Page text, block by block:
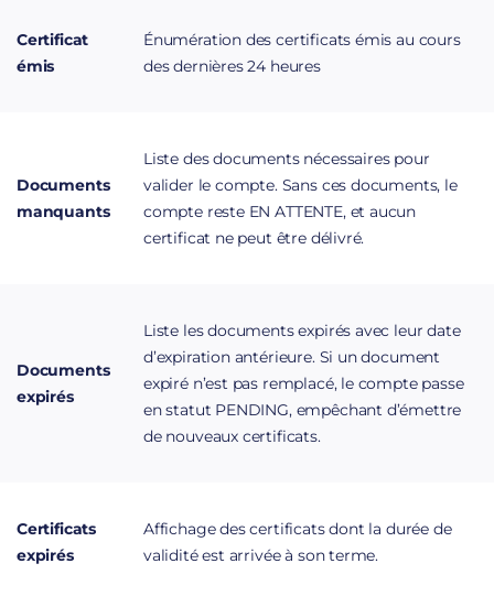
Certificat
émis
Énumération des certificats émis au cours
des dernières 24 heures
Documents
manquants
Liste des documents nécessaires pour
valider le compte. Sans ces documents, le
compte reste EN ATTENTE, et aucun
certificat ne peut être délivré.
Documents
expirés
Liste les documents expirés avec leur date
d’expiration antérieure. Si un document
expiré n’est pas remplacé, le compte passe
en statut PENDING, empêchant d’émettre
de nouveaux certificats.
Certificats
expirés
Affichage des certificats dont la durée de
validité est arrivée à son terme.